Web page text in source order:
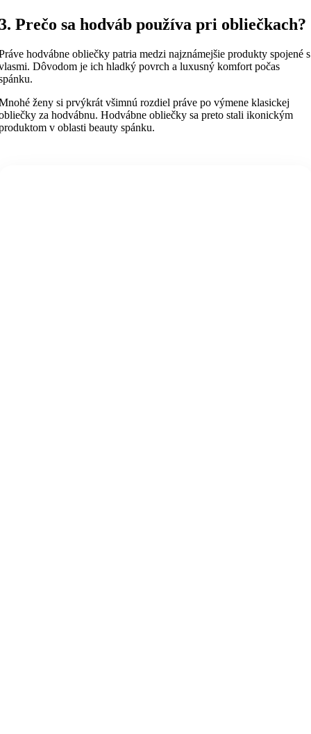
Prečo sa hodváb používa pri obliečkach?
hodvábne obliečky patria medzi najznámejšie produkty spojené s
Dôvodom je ich hladký povrch a luxusný komfort počas
ženy si prvýkrát všimnú rozdiel práve po výmene klasickej
za hodvábnu. Hodvábne obliečky sa preto stali ikonickým
v oblasti beauty spánku.